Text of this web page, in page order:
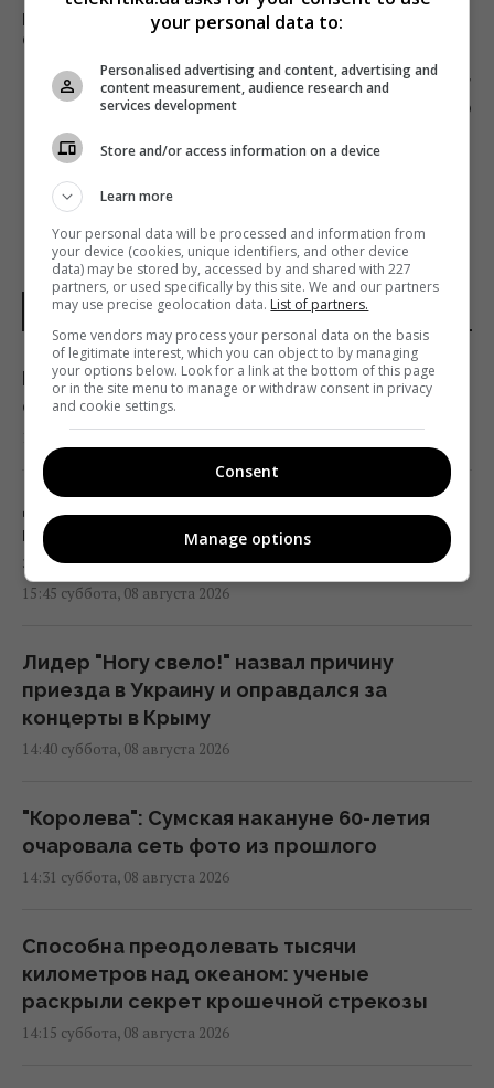
МЕДИАГРУППА АХМЕТОВА ДОБРАЛАСЬ СО
СВОИМ СЕРИАЛОМ К AMAZON PRIME
Следующий пост
ПАРТИЯ ПОРОШЕНКО ОТСТОЯЛА ПРАВО
НОВОСТИ ДНЯ
Не "орел и решка": как правильно назвать
стороны монеты на украинском языке
Денисенко во второй раз вышла замуж:
избранник актрисы показал фото и сделал
заявление
15:45 суббота, 08 августа 2026
Лидер "Ногу свело!" назвал причину
приезда в Украину и оправдался за
концерты в Крыму
14:40 суббота, 08 августа 2026
"Королева": Сумская накануне 60-летия
очаровала сеть фото из прошлого
14:31 суббота, 08 августа 2026
Способна преодолевать тысячи
километров над океаном: ученые
раскрыли секрет крошечной стрекозы
14:15 суббота, 08 августа 2026
your personal data to:
Personalised advertising and content, advertising and
content measurement, audience research and
services development
Store and/or access information on a device
Learn more
Your personal data will be processed and information from
your device (cookies, unique identifiers, and other device
data) may be stored by, accessed by and shared with 227
partners, or used specifically by this site. We and our partners
may use precise geolocation data. List of partners.
Some vendors may process your personal data on the basis
of legitimate interest, which you can object to by managing
your options below. Look for a link at the bottom of this page
or in the site menu to manage or withdraw consent in privacy
and cookie settings.
Consent
Manage options